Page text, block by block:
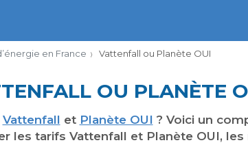
en France Vattenfall ou Planète OUI
OU PLANÈTE
Vattenfall et Planète OUI ? Voici un
les tarifs Vattenfall et Planète OUI,